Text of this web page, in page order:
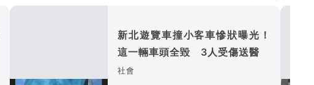
新北遊覽車撞小客車慘狀曝光！
這一輛車頭全毀 3人受傷送醫
社會